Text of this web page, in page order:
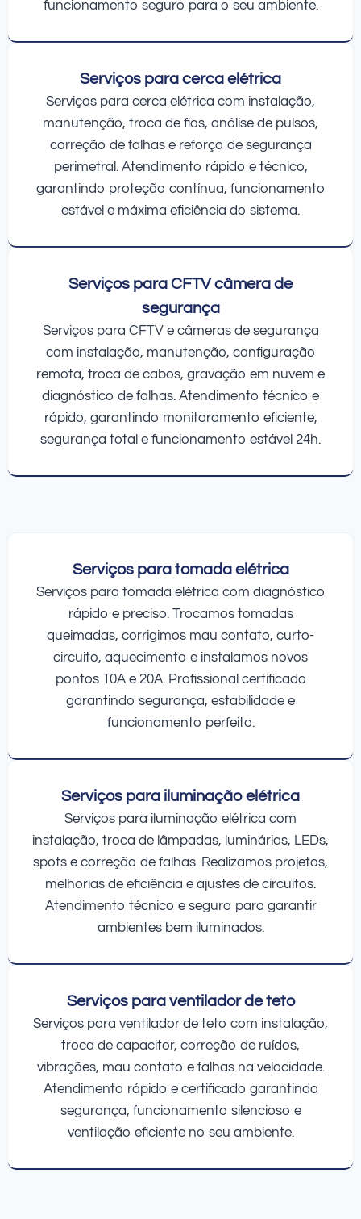
funcionamento seguro para o seu ambiente.
Serviços para cerca elétrica
Serviços para cerca elétrica com instalação,
manutenção, troca de fios, análise de pulsos,
correção de falhas e reforço de segurança
perimetral. Atendimento rápido e técnico,
garantindo proteção contínua, funcionamento
estável e máxima eficiência do sistema.
Serviços para CFTV câmera de
segurança
Serviços para CFTV e câmeras de segurança
com instalação, manutenção, configuração
remota, troca de cabos, gravação em nuvem e
diagnóstico de falhas. Atendimento técnico e
rápido, garantindo monitoramento eficiente,
segurança total e funcionamento estável 24h.
Serviços para tomada elétrica
Serviços para tomada elétrica com diagnóstico
rápido e preciso. Trocamos tomadas
queimadas, corrigimos mau contato, curto-
circuito, aquecimento e instalamos novos
pontos 10A e 20A. Profissional certificado
garantindo segurança, estabilidade e
funcionamento perfeito.
Serviços para iluminação elétrica
Serviços para iluminação elétrica com
instalação, troca de lâmpadas, luminárias, LEDs,
spots e correção de falhas. Realizamos projetos,
melhorias de eficiência e ajustes de circuitos.
Atendimento técnico e seguro para garantir
ambientes bem iluminados.
Serviços para ventilador de teto
Serviços para ventilador de teto com instalação,
troca de capacitor, correção de ruídos,
vibrações, mau contato e falhas na velocidade.
Atendimento rápido e certificado garantindo
segurança, funcionamento silencioso e
ventilação eficiente no seu ambiente.